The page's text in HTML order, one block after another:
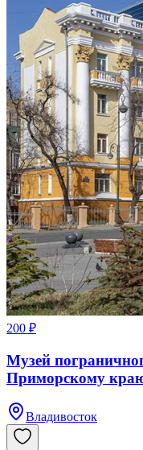
200 ₽
Музей
Приморскому
Владивосток